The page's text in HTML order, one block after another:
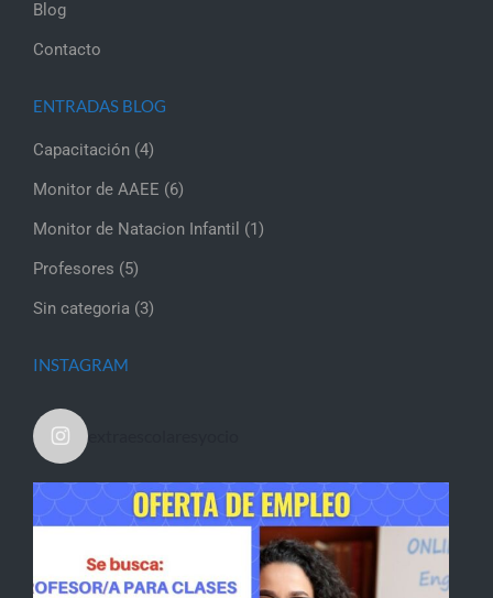
Blog
Contacto
ENTRADAS BLOG
Capacitación (4)
Monitor de AAEE (6)
Monitor de Natacion Infantil (1)
Profesores (5)
Sin categoria (3)
INSTAGRAM